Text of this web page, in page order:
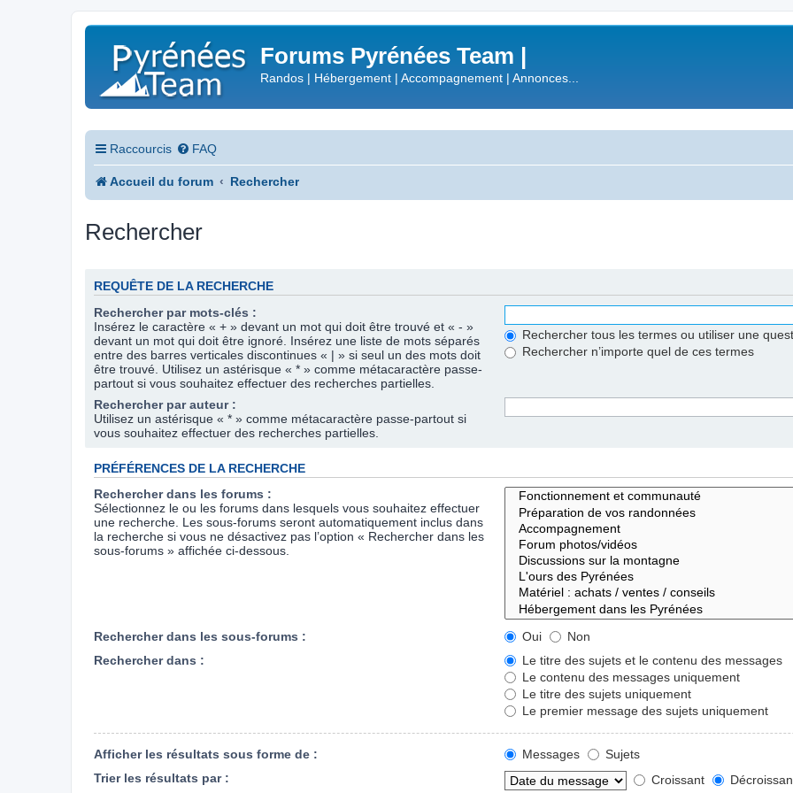
Forums Pyrénées Team |
Randos | Hébergement | Accompagnement | Annonces...
Raccourcis FAQ
Accueil du forum Rechercher
Rechercher
REQUÊTE DE LA RECHERCHE
Rechercher par mots-clés :
Insérez le caractère « + » devant un mot qui doit être trouvé et « - »
devant un mot qui doit être ignoré. Insérez une liste de mots séparés
entre des barres verticales discontinues « | » si seul un des mots doit
être trouvé. Utilisez un astérisque « * » comme métacaractère passe-
partout si vous souhaitez effectuer des recherches partielles.
Rechercher tous les termes ou utiliser une
Rechercher n’importe quel de ces termes
Rechercher par auteur :
Utilisez un astérisque « * » comme métacaractère passe-partout si
vous souhaitez effectuer des recherches partielles.
PRÉFÉRENCES DE LA RECHERCHE
Rechercher dans les forums :
Sélectionnez le ou les forums dans lesquels vous souhaitez effectuer
une recherche. Les sous-forums seront automatiquement inclus dans
la recherche si vous ne désactivez pas l’option « Rechercher dans les
sous-forums » affichée ci-dessous.
Rechercher dans les sous-forums : Oui
Non
Rechercher dans :
Le titre des sujets et le contenu des messages
Le contenu des messages uniquement
Le titre des sujets uniquement
Le premier message des sujets uniquement
Afficher les résultats sous forme de : Messages
Sujets
Trier les résultats par :
Croissant